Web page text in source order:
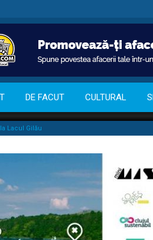
DE FACUT CULTURAL
Lacul Gilău